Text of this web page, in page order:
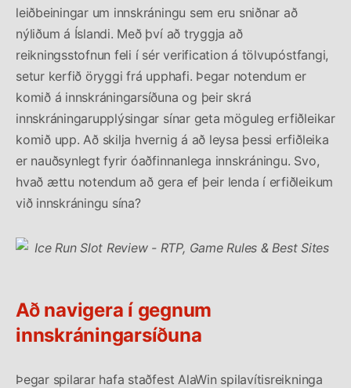
leiðbeiningar um innskráningu sem eru sniðnar að
nýliðum á Íslandi. Með því að tryggja að
reikningsstofnun feli í sér verification á tölvupóstfangi,
setur kerfið öryggi frá upphafi. Þegar notendum er
komið á innskráningarsíðuna og þeir skrá
innskráningarupplýsingar sínar geta möguleg erfiðleikar
komið upp. Að skilja hvernig á að leysa þessi erfiðleika
er nauðsynlegt fyrir óaðfinnanlega innskráningu. Svo,
hvað ættu notendum að gera ef þeir lenda í erfiðleikum
við innskráningu sína?
Að navigera í gegnum
innskráningarsíðuna
Þegar spilarar hafa staðfest AlaWin spilavítisreikninga